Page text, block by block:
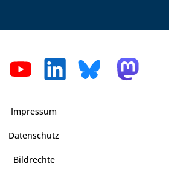
Impressum
Datenschutz
Bildrechte